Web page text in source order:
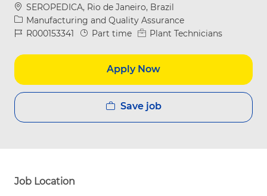
Location
SEROPEDICA, Rio de Janeiro, Brazil
Category
Manufacturing and Quality Assurance
Job IdR000153341 Job Type
Part time Plant Technicians
Apply Now
Save job
Job Location